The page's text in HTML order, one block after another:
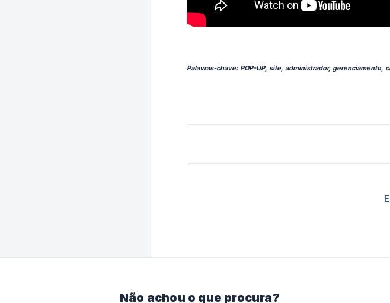
Palavras-chave: POP-UP, site, administrador,
Não achou o que procura?